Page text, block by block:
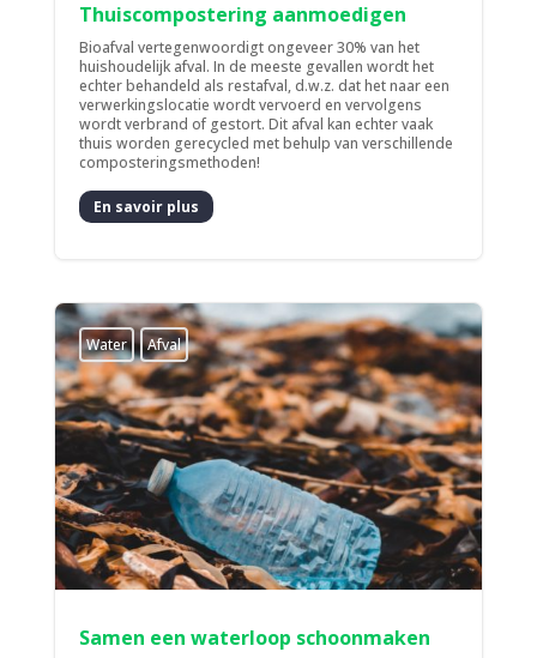
Thuiscompostering aanmoedigen
Bioafval vertegenwoordigt ongeveer 30% van het
huishoudelijk afval. In de meeste gevallen wordt het
echter behandeld als restafval, d.w.z. dat het naar een
verwerkingslocatie wordt vervoerd en vervolgens
wordt verbrand of gestort. Dit afval kan echter vaak
thuis worden gerecycled met behulp van verschillende
composteringsmethoden!
En savoir plus
Water Afval
Samen een waterloop schoonmaken